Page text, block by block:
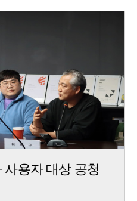
사용자 대상 공청